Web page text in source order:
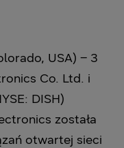
USA) – 3
Co. Ltd. i
DISH)
została
otwartej sieci